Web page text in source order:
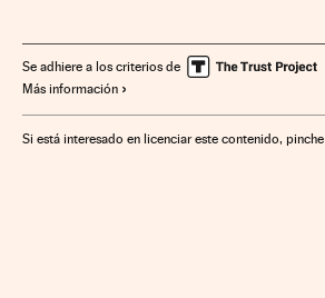
Bebidas Agricultura Agroalimentación
Alimentos Industria
Economía
Se adhiere a los criterios de
Más información
Si está interesado en licenciar este contenido, pinche